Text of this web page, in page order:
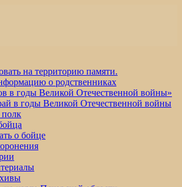
на территорию памяти.
о родственниках
в годы Великой Отечественной войны»
в годы Великой Отечественной войны
о бойце